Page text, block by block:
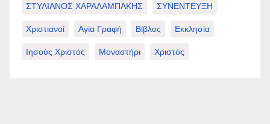
ΣΤΥΛΙΑΝΟΣ ΧΑΡΑΛΑΜΠΑΚΗΣ ΣΥΝΕΝΤΕΥΞΗ
Χριστιανοί Αγία Γραφή Βίβλος Εκκλησία
Ιησούς Χριστός Μοναστήρι Χριστός